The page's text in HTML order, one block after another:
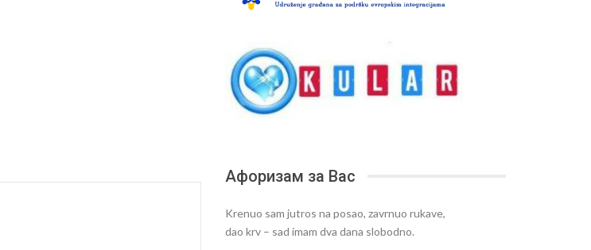
Афоризам за Вас
Krenuo sam jutros na posao, zavrnuo rukave,
dao krv – sad imam dva dana slobodno.